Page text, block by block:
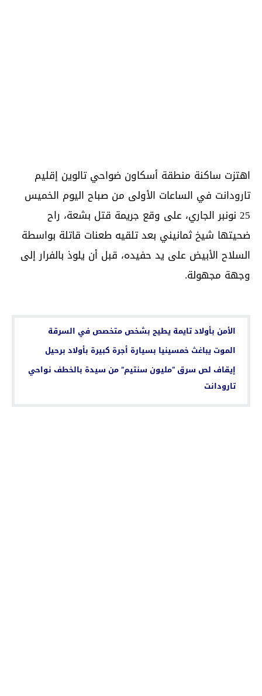
اهتزت ساكنة منطقة أسكاون ضواحي تالوين إقليم
تارودانت في الساعات الأولى من صباح اليوم الخميس
25 نونبر الجاري، على وقع جريمة قتل بشعة، راح
ضحيتها شيخ ثمانيني بعد تلقيه طعنات قاتلة بواسطة
السلاح الأبيض على يد حفيده، قبل أن يلوذ بالفرار إلى
وجهة مجهولة.
الأمن بأولاد تايمة يطيح بشخص متخصص في السرقة
الموت يباغث خمسينيا بسيارة أجرة كبيرة بأولاد برحيل
إيقاف لص سرق “مليون سنتيم” من سيدة بالخطف نواحي
تارودانت